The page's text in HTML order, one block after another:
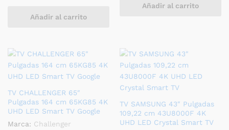
Añadir al carrito
Añadir al carrito
TV CHALLENGER 65″
Pulgadas 164 cm 65KG85 4K
UHD LED Smart TV Google
Marca: Challenger
TV SAMSUNG 43″ Pulgadas
109,22 cm 43U8000F 4K
UHD LED Crystal Smart TV